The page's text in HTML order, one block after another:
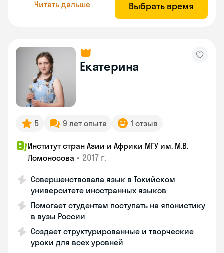
Читать дальше Выбрать время
Екатерина
5 9 лет опыта 1 отзыв
Институт стран Азии и Африки МГУ им. М.В.
Ломоносова • 2017 г.
Совершенствовала язык в Токийском
университете иностранных языков
Помогает студентам поступать на японистику
в вузы России
Создает структурированные и творческие
уроки для всех уровней